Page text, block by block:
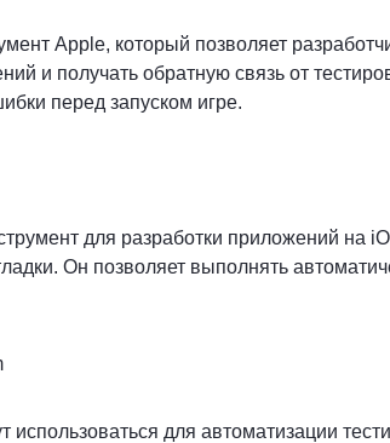
Apple, который позволяет
и получать обратную связь от
перед запуском игре.
для разработки приложений на
Он позволяет выполнять
использоваться для автоматизации